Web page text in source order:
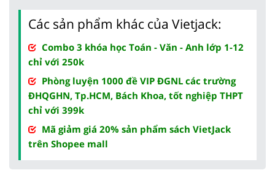
Các sản phẩm khác của Vietjack:
Combo 3 khóa học Toán - Văn - Anh lớp 1-12
chỉ với 250k
Phòng luyện 1000 đề VIP ĐGNL các trường
ĐHQGHN, Tp.HCM, Bách Khoa, tốt nghiệp THPT
chỉ với 399k
Mã giảm giá 20% sản phẩm sách VietJack
trên Shopee mall